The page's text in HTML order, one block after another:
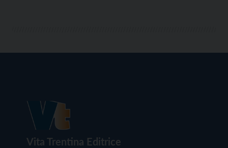
Vita Trentina Editrice